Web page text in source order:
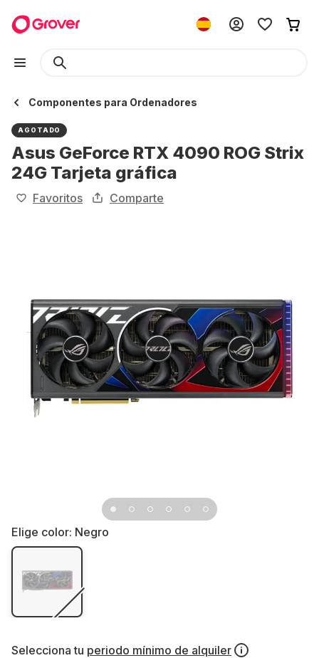
Componentes para Ordenadores
AGOTADO
Asus GeForce RTX 4090 ROG Strix
24G Tarjeta gráfica
Favoritos Comparte
Elige color: Negro
Selecciona tu periodo mínimo de alquiler